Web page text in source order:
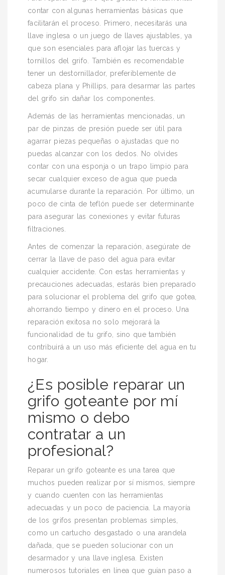
contar con algunas herramientas básicas que
facilitarán el proceso. Primero, necesitarás una
llave inglesa o un juego de llaves ajustables, ya
que son esenciales para aflojar las tuercas y
tornillos del grifo. También es recomendable
tener un destornillador, preferiblemente de
cabeza plana y Phillips, para desarmar las partes
del grifo sin dañar los componentes.
Además de las herramientas mencionadas, un
par de pinzas de presión puede ser útil para
agarrar piezas pequeñas o ajustadas que no
puedas alcanzar con los dedos. No olvides
contar con una esponja o un trapo limpio para
secar cualquier exceso de agua que pueda
acumularse durante la reparación. Por último, un
poco de cinta de teflón puede ser determinante
para asegurar las conexiones y evitar futuras
filtraciones.
Antes de comenzar la reparación, asegúrate de
cerrar la llave de paso del agua para evitar
cualquier accidente. Con estas herramientas y
precauciones adecuadas, estarás bien preparado
para solucionar el problema del grifo que gotea,
ahorrando tiempo y dinero en el proceso. Una
reparación exitosa no solo mejorará la
funcionalidad de tu grifo, sino que también
contribuirá a un uso más eficiente del agua en tu
hogar.
¿Es posible reparar un
grifo goteante por mí
mismo o debo
contratar a un
profesional?
Reparar un grifo goteante es una tarea que
muchos pueden realizar por sí mismos, siempre
y cuando cuenten con las herramientas
adecuadas y un poco de paciencia. La mayoría
de los grifos presentan problemas simples,
como un cartucho desgastado o una arandela
dañada, que se pueden solucionar con un
desarmador y una llave inglesa. Existen
numerosos tutoriales en línea que guían paso a